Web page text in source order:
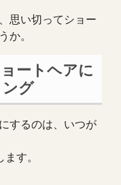
思い切ってショー
か。
ートヘアに
グ
するのは、いつが
す。